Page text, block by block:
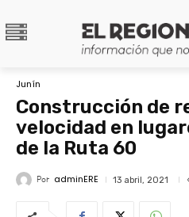
Junín
Construcción de
velocidad en
de la Ruta 60
Por adminERE 13 abril, 2021